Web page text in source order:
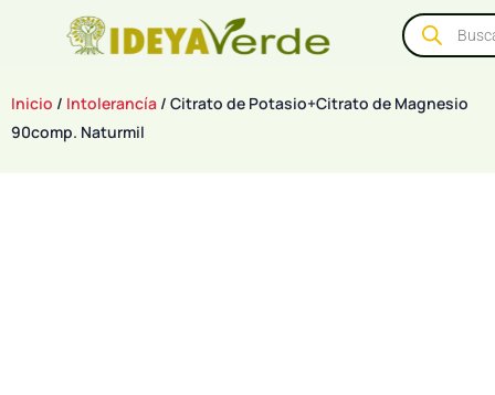
Inicio / Intolerancía / Citrato de Potasio+Citrato de Magnesio
90comp. Naturmil